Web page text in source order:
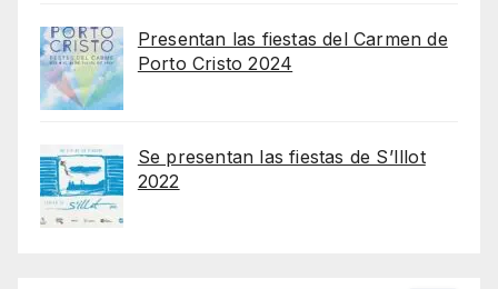
Presentan las fiestas del Carmen de
Porto Cristo 2024
Se presentan las fiestas de S’Illot
2022